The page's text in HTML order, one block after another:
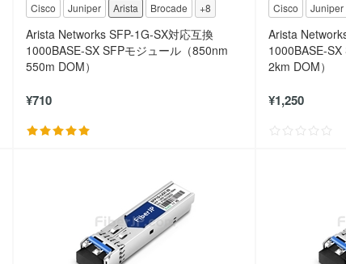
Cisco Juniper Arista Brocade +8
Arista Networks SFP-1G-SX対応互換
1000BASE-SX SFPモジュール（850nm
550m DOM）
¥710
Cisco Juniper
Arista
1000BASE-
2km DOM）
¥1,250